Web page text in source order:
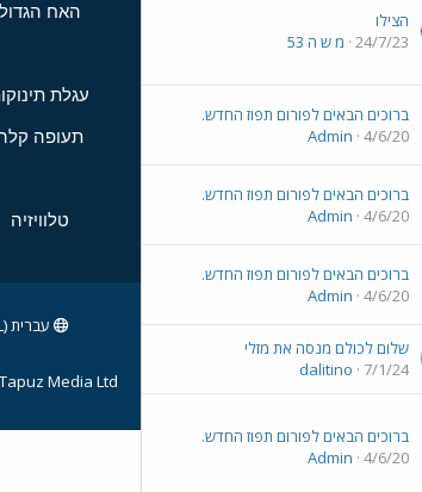
הצילו
24/7/23 מ ש ה 53
ברוכים הבאים לפורום תפוז החדש.
4/6/20
Admin
ברוכים הבאים לפורום תפוז החדש.
4/6/20
Admin
ברוכים הבאים לפורום תפוז החדש.
4/6/20
Admin
שלום לכולם מנסה את מזלי
7/1/24
dalitino
ברוכים הבאים לפורום תפוז החדש.
4/6/20
Admin
האח הגדול
עגלת
תעופה
טלוויזיה
עברית (he_IL)
Media Ltd.